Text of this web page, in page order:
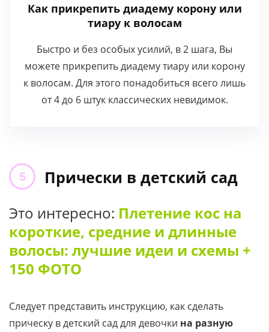
Как прикрепить диадему корону или
тиару к волосам
Быстро и без особых усилий, в 2 шага, Вы
можете прикрепить диадему тиару или корону
к волосам. Для этого понадобиться всего лишь
от 4 до 6 штук классических невидимок.
Прически в детский сад
Это интересно: Плетение кос на
короткие, средние и длинные
волосы: лучшие идеи и схемы +
150 ФОТО
Следует представить инструкцию, как сделать
прическу в детский сад для девочки на разную